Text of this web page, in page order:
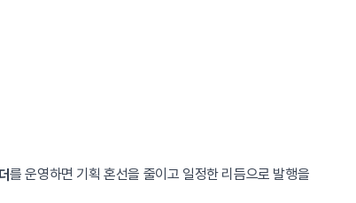
를 운영하면 기획 혼선을 줄이고 일정한 리듬으로 발행을